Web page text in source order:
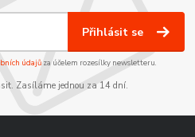
Přihlásit se
údajůza účelem rozesílky newsletteru.
Zasíláme jednou za 14 dní.